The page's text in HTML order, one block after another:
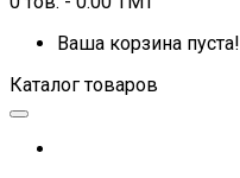
Ваша корзина пуста!
Каталог товаров